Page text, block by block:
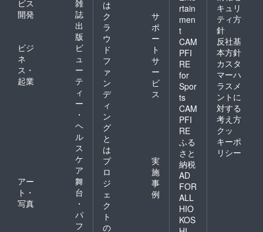
ビス
開発
雑
誌
出
版
ビジ
ネ
ス・
起業
ビ
ュ
ー
テ
ィ
ー
・
ヘ
ル
ス
ケ
ア
アー
ト・
写真
舞
台
・
パ
フ
は
ク
ラ
ウ
ド
フ
ァ
ン
デ
ィ
ン
グ
と
は
サ
ポ
ー
ト
サ
ー
ビ
ス
プ
ロ
ジ
ェ
ク
ト
の
実
施
事
例
rtain
men
t
CAM
PFI
RE
for
Spor
ts
CAM
PFI
RE
ふる
さと
納税
AD
FOR
ALL
HIO
KOS
キュリ
ティ方
針
反社基
本方針
カスタ
マーハ
ラスメ
ントに
対する
考え方
クッ
キーポ
リシー